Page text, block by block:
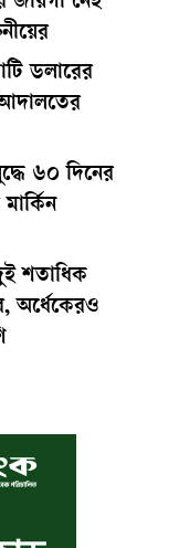
ডলারের
৬০ দিনের
শতাধিক
অর্ধেকেরও